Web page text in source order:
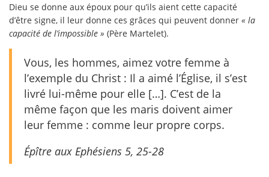
Dieu se donne aux époux pour qu’ils aient cette capacité
d’être signe, il leur donne ces grâces qui peuvent donner « la
capacité de l’impossible » (Père Martelet).
Vous, les hommes, aimez votre femme à
l’exemple du Christ : Il a aimé l’Église, il s’est
livré lui-même pour elle […]. C’est de la
même façon que les maris doivent aimer
leur femme : comme leur propre corps.
Épître aux Ephésiens 5, 25-28